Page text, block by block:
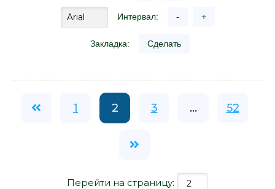
Интервал: - +
Закладка: Сделать
1 2 3 ... 52
Перейти на страницу: